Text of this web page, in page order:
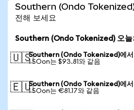
Southern (Ondo Tokenized)
전해 보세요
Southern (Ondo Tokenized) 오늘
🇺🇸Southern (Ondo Tokenized)에서
1 SOon는 $93.81와 같음
🇪🇺Southern (Ondo Tokenized)에서
1 SOon는 €81.17와 같음